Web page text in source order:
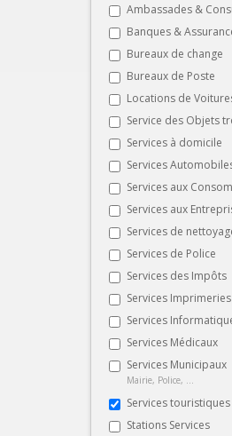
Ambassades &
Banques &
Bureaux de change
Bureaux de Poste
Locations de
Service des Objets
Services à domicile
Services
Services aux
Services aux
Services de
Services de Police
Services des Impôts
Services
Services
Services Médicaux
Services Municipaux
Mairie, Police, ...
Services touristiques
Stations Services